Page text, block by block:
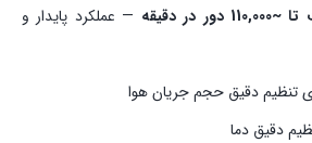
— عملکرد پایدار و
تنظیم دقیق حجم جریان هوا
دقیق دما